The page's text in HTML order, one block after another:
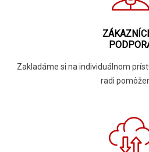
Zakladáme si na individuálnom
radi